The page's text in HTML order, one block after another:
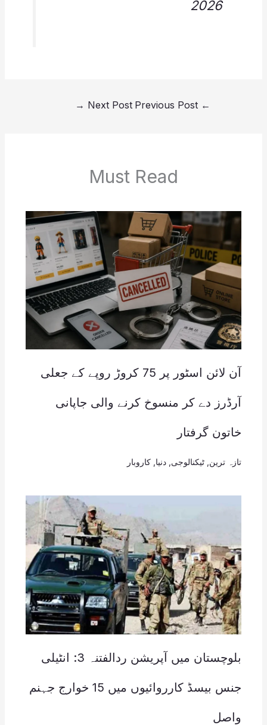
2026
←
Next Post
→
Must Read
آن لائن اسٹور پر 75 کروڑ روپے کے جعلی
آرڈرز دے کر منسوخ کرنے والی جاپانی
خاتون گرفتار
تازہ ترین ٹیکنالوجی دنیا کاروبار
بلوچستان میں آپریشن ردالفتنہ 3: انٹیلی
جنس بیسڈ کارروائیوں میں 15 خوارج جہنم
واصل